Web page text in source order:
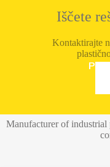
Iščete
Kontaktirajte
Manufacturer of industrial